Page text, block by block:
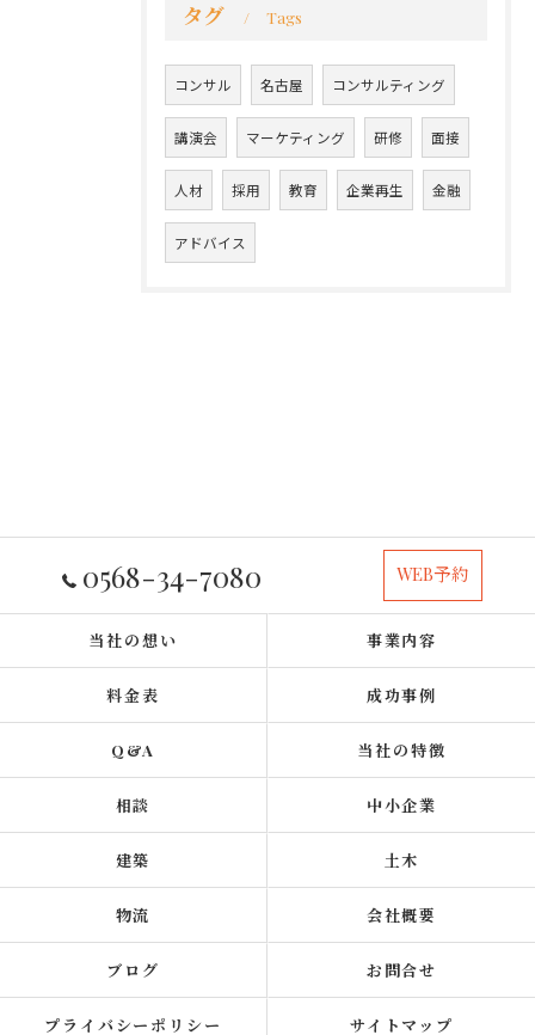
タグ Tags
コンサル 名古屋 コンサルティング
講演会 マーケティング 研修 面接
人材 採用 教育 企業再生 金融
アドバイス
0568-34-7080 WEB予約
当社の想い 事業内容
料金表 成功事例
Q&A 当社の特徴
相談 中小企業
建築 土木
物流 会社概要
ブログ お問合せ
プライバシーポリシー サイトマップ